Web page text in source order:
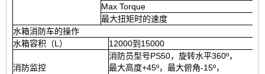
Max Torque
最大扭矩时的速度
水箱消防车的操作
水箱容积（L）
12000到15000
消防监控
消防员型号PS50，旋转水平360º，
最大高度+45º，最大俯角-15º，